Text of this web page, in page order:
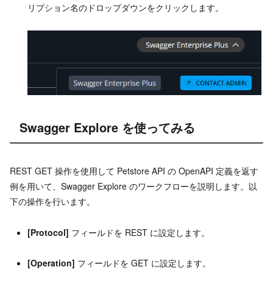
リプション名のドロップダウンをクリックします。
Swagger Explore を使ってみる
REST GET 操作を使用して Petstore API の OpenAPI 定義を返す
例を用いて、Swagger Explore のワークフローを説明します。以
下の操作を行います。
[Protocol] フィールドを REST に設定します。
[Operation] フィールドを GET に設定します。